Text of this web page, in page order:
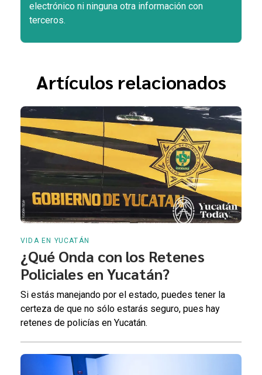
electrónico ni ninguna otra información con
terceros.
Artículos relacionados
VIDA EN YUCATÁN
¿Qué Onda con los Retenes
Policiales en Yucatán?
Si estás manejando por el estado, puedes tener la
certeza de que no sólo estarás seguro, pues hay
retenes de policías en Yucatán.